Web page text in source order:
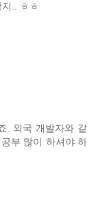
.. ㅎㅎ
. 외국 개발자와 같
부 많이 하셔야 하